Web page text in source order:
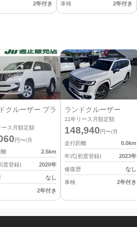
2年付き 車検 2年付き
クルーザー プラ
ース月額定額
円〜/月
離
2.5km
度登録) 2020年
なし
2年付き
ランドクルーザー
11年リース月額定額
148,940 円〜/月
走行距離
0.0km
年式(初度登録) 2023年
修復歴 なし
車検 2年付き